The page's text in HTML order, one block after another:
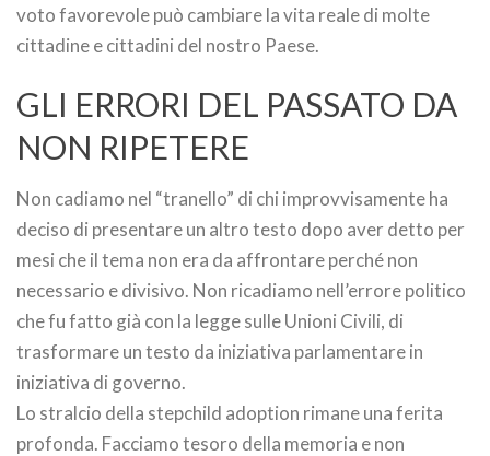
voto favorevole può cambiare la vita reale di molte
cittadine e cittadini del nostro Paese.
GLI ERRORI DEL PASSATO DA
NON RIPETERE
Non cadiamo nel “tranello” di chi improvvisamente ha
deciso di presentare un altro testo dopo aver detto per
mesi che il tema non era da affrontare perché non
necessario e divisivo. Non ricadiamo nell’errore politico
che fu fatto già con la legge sulle Unioni Civili, di
trasformare un testo da iniziativa parlamentare in
iniziativa di governo.
Lo stralcio della stepchild adoption rimane una ferita
profonda. Facciamo tesoro della memoria e non